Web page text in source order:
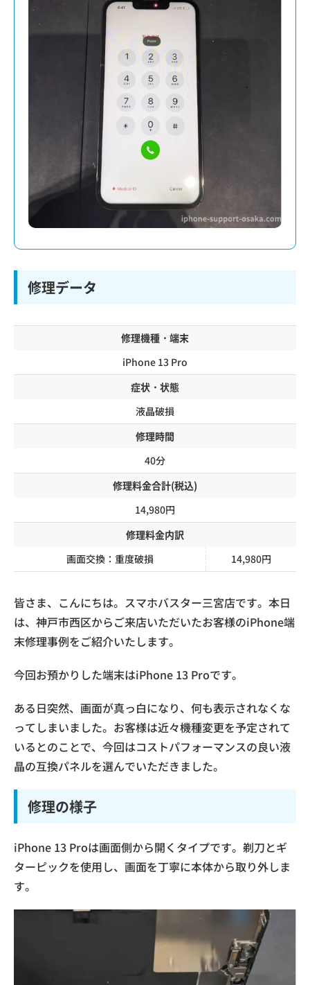
修理データ
修理機種・端末
iPhone 13 Pro
症状・状態
液晶破損
修理時間
40分
修理料金合計(税込)
14,980円
修理料金内訳
画面交換：重度破損
14,980円
皆さま、こんにちは。スマホバスター三宮店です。本日
は、神戸市西区からご来店いただいたお客様のiPhone端
末修理事例をご紹介いたします。
今回お預かりした端末はiPhone 13 Proです。
ある日突然、画面が真っ白になり、何も表示されなくな
ってしまいました。お客様は近々機種変更を予定されて
いるとのことで、今回はコストパフォーマンスの良い液
晶の互換パネルを選んでいただきました。
修理の様子
iPhone 13 Proは画面側から開くタイプです。剃刀とギ
ターピックを使用し、画面を丁寧に本体から取り外しま
す。